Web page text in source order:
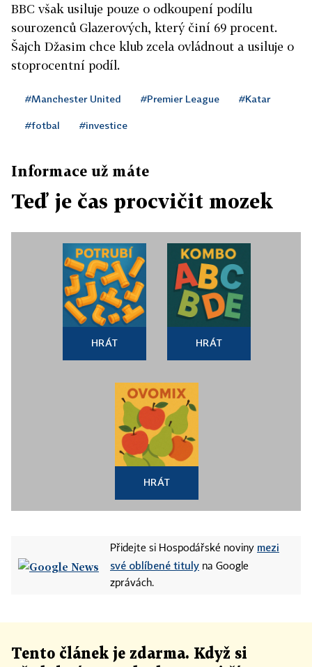
BBC však usiluje pouze o odkoupení podílu
sourozenců Glazerových, který činí 69 procent.
Šajch Džasim chce klub zcela ovládnout a usiluje o
stoprocentní podíl.
#Manchester United #Premier League #Katar
#fotbal #investice
Informace už máte
Teď je čas procvičit mozek
HRÁT HRÁT
HRÁT
Přidejte si Hospodářské noviny mezi
své oblíbené tituly na Google
zprávách.
Tento článek je zdarma. Když si